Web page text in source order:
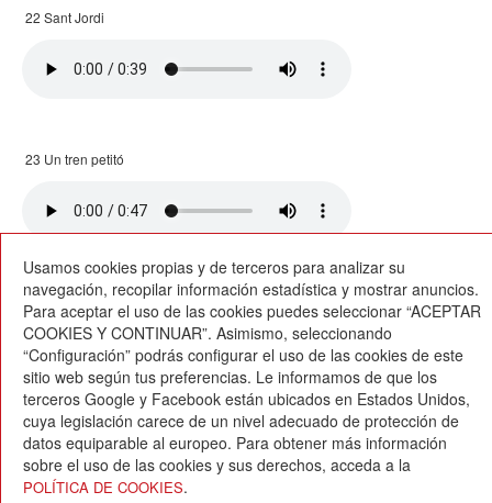
22 Sant Jordi
23 Un tren petitó
26/11/2015
Escola Betània-Patmos
C. Montevideo, 13
08034 Barcelona
Usamos cookies propias y de terceros para analizar su
navegación, recopilar información estadística y mostrar anuncios.
Para aceptar el uso de las cookies puedes seleccionar “ACEPTAR
COOKIES Y CONTINUAR”. Asimismo, seleccionando
“Configuración” podrás configurar el uso de las cookies de este
sitio web según tus preferencias. Le informamos de que los
terceros Google y Facebook están ubicados en Estados Unidos,
cuya legislación carece de un nivel adecuado de protección de
datos equiparable al europeo. Para obtener más información
sobre el uso de las cookies y sus derechos, acceda a la
POLÍTICA DE COOKIES.